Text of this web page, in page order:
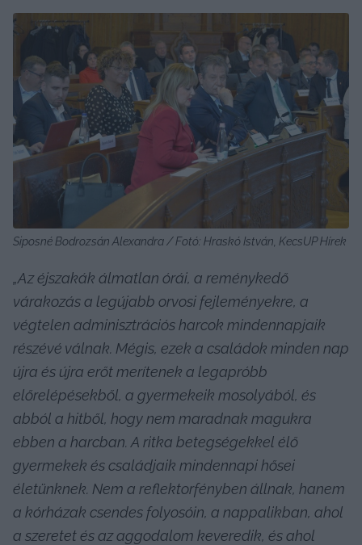
Siposné Bodrozsán Alexandra / Fotó: Hraskó István, KecsUP Hírek
„Az éjszakák álmatlan órái, a reménykedő
várakozás a legújabb orvosi fejleményekre, a
végtelen adminisztrációs harcok mindennapjaik
részévé válnak. Mégis, ezek a családok minden nap
újra és újra erőt merítenek a legapróbb
előrelépésekből, a gyermekeik mosolyából, és
abból a hitből, hogy nem maradnak magukra
ebben a harcban. A ritka betegségekkel élő
gyermekek és családjaik mindennapi hősei
életünknek. Nem a reflektorfényben állnak, hanem
a kórházak csendes folyosóin, a nappalikban, ahol
a szeretet és az aggodalom keveredik, és ahol